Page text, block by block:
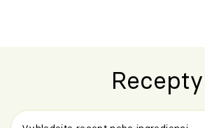
Recepty